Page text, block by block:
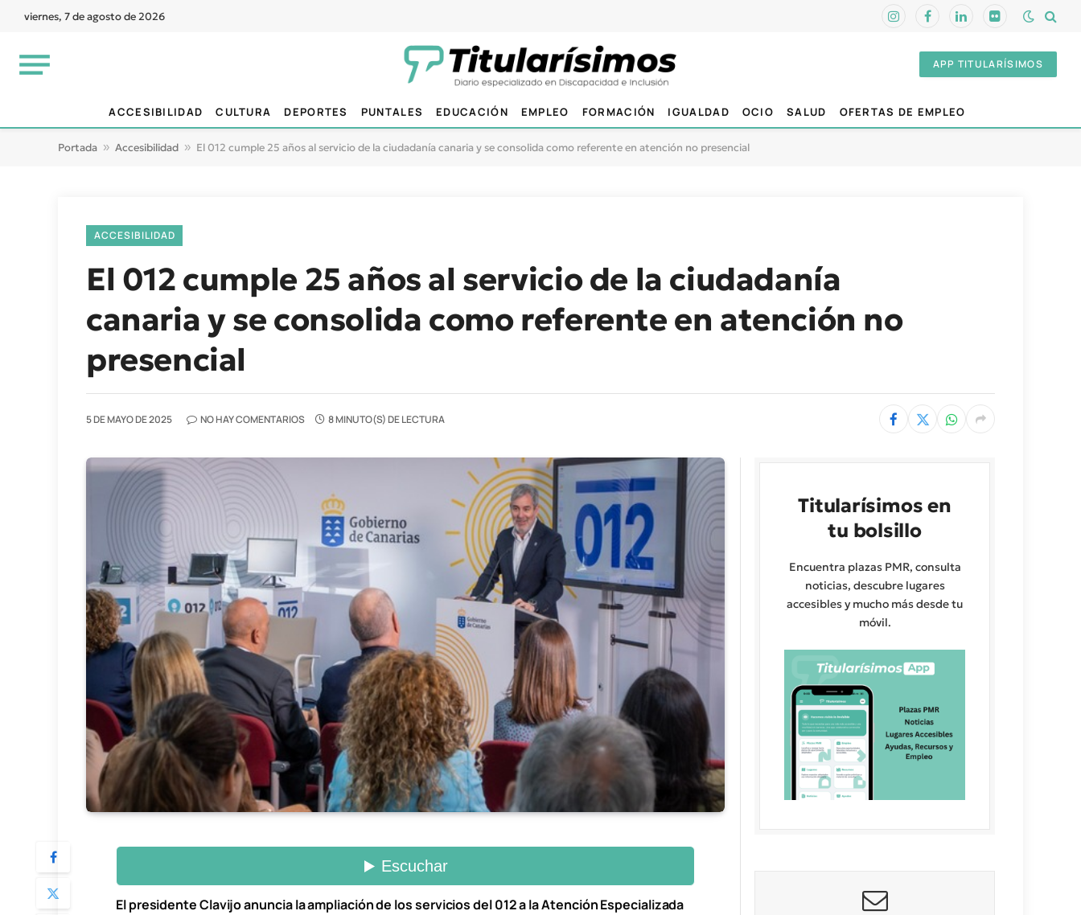
viernes, 7 de agosto de 2026 InstagramFacebookLinkedInFlickr
APP TITULARÍSIMOS
ACCESIBILIDAD CULTURA DEPORTES PUNTALES EDUCACIÓN EMPLEO FORMACIÓN IGUALDAD OCIO SALUD OFERTAS DE EMPLEO
Portada » Accesibilidad » El 012 cumple 25 años al servicio de la ciudadanía canaria y se consolida como referente en atención no presencial
ACCESIBILIDAD
El 012 cumple 25 años al servicio de la ciudadanía
canaria y se consolida como referente en atención no
presencial
5 DE MAYO DE 2025 NO HAY COMENTARIOS 8 MINUTO(S) DE LECTURA
El presidente Clavijo anuncia la ampliación de los servicios del 012 a la Atención Especializada
Titularísimos en
tu bolsillo
Encuentra plazas PMR, consulta
noticias, descubre lugares
accesibles y mucho más desde tu
móvil.